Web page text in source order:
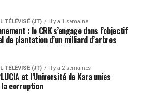
TÉLÉVISÉ (JT) il y a 1 semaine
: le CRK s’engage dans l’objectif
de plantation d’un milliard d’arbres
TÉLÉVISÉ (JT) il y a 2 semaines
et l’Université de Kara unies
corruption